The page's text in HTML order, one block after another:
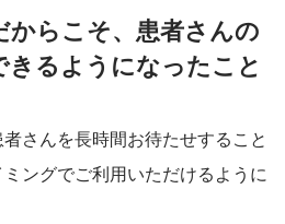
らこそ、患者さんの
るようになったこと
さんを長時間お待たせすること
ングでご利用いただけるように